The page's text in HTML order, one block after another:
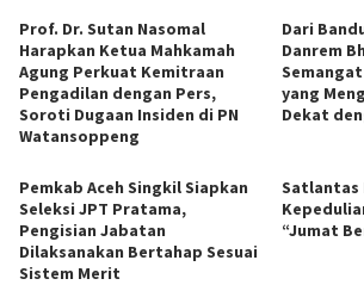
Prof. Dr. Sutan Nasomal
Harapkan Ketua Mahkamah
Agung Perkuat Kemitraan
Pengadilan dengan Pers,
Soroti Dugaan Insiden di PN
Watansoppeng
Dari
Danrem
yang
Dekat
Pemkab Aceh Singkil Siapkan
Seleksi JPT Pratama,
Pengisian Jabatan
Dilaksanakan Bertahap Sesuai
Sistem Merit
Satlantas
“Jumat